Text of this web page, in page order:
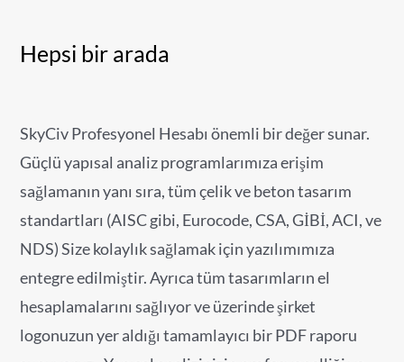
Hepsi bir arada
SkyCiv Profesyonel Hesabı önemli bir değer sunar.
Güçlü yapısal analiz programlarımıza erişim
sağlamanın yanı sıra, tüm çelik ve beton tasarım
standartları (AISC gibi, Eurocode, CSA, GİBİ, ACI, ve
NDS) Size kolaylık sağlamak için yazılımımıza
entegre edilmiştir. Ayrıca tüm tasarımların el
hesaplamalarını sağlıyor ve üzerinde şirket
logonuzun yer aldığı tamamlayıcı bir PDF raporu